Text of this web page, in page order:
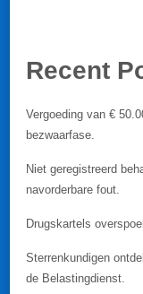
Recent
Vergoeding van €
bezwaarfase.
Niet geregistreerd
navorderbare fout.
Drugskartels
Sterrenkundigen
de Belastingdienst.